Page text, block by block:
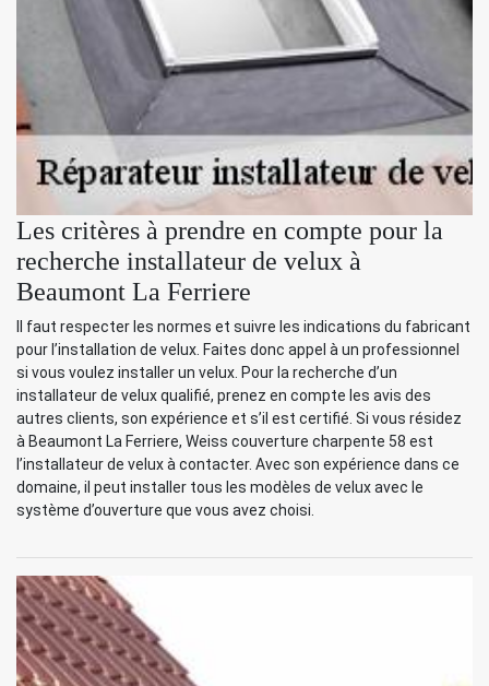
Les critères à prendre en compte pour la
recherche installateur de velux à
Beaumont La Ferriere
Il faut respecter les normes et suivre les indications du fabricant
pour l’installation de velux. Faites donc appel à un professionnel
si vous voulez installer un velux. Pour la recherche d’un
installateur de velux qualifié, prenez en compte les avis des
autres clients, son expérience et s’il est certifié. Si vous résidez
à Beaumont La Ferriere, Weiss couverture charpente 58 est
l’installateur de velux à contacter. Avec son expérience dans ce
domaine, il peut installer tous les modèles de velux avec le
système d’ouverture que vous avez choisi.